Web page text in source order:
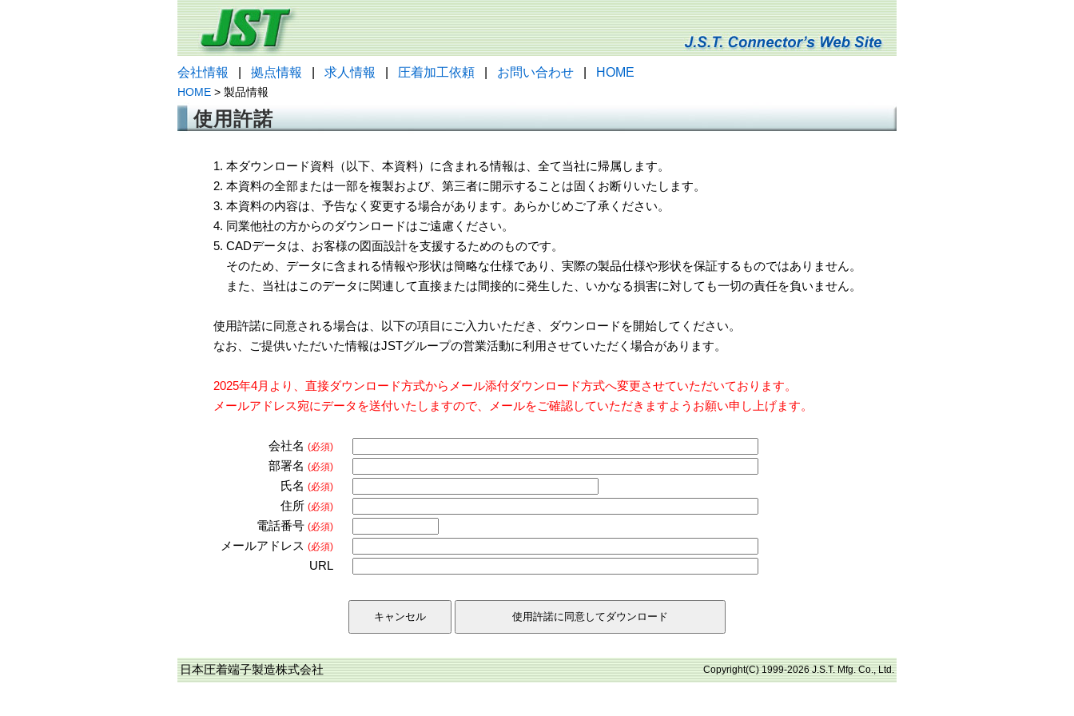
会社情報 拠点情報 求人情報 圧着加工依頼 お問い合わせ HOME
HOME > 製品情報
使用許諾
1. 本ダウンロード資料（以下、本資料）に含まれる情報は、全て当社に帰属します。
2. 本資料の全部または一部を複製および、第三者に開示することは固くお断りいたします。
3. 本資料の内容は、予告なく変更する場合があります。あらかじめご了承ください。
4. 同業他社の方からのダウンロードはご遠慮ください。
5. CADデータは、お客様の図面設計を支援するためのものです。
そのため、データに含まれる情報や形状は簡略な仕様であり、実際の製品仕様や形状を保証するものではありません。
また、当社はこのデータに関連して直接または間接的に発生した、いかなる損害に対しても一切の責任を負いません。
使用許諾に同意される場合は、以下の項目にご入力いただき、ダウンロードを開始してください。
なお、ご提供いただいた情報はJSTグループの営業活動に利用させていただく場合があります。
2025年4月より、直接ダウンロード方式からメール添付ダウンロード方式へ変更させていただいております。
メールアドレス宛にデータを送付いたしますので、メールをご確認していただきますようお願い申し上げます。
会社名 (必須)
部署名 (必須)
氏名 (必須)
住所 (必須)
電話番号 (必須)
メールアドレス (必須)
URL
日本圧着端子製造株式会社 Copyright(C) 1999-2026 J.S.T. Mfg. Co., Ltd.